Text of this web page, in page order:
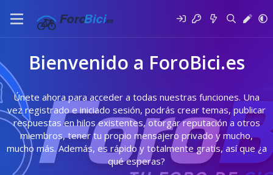
Bienvenido a ForoBici.es
Únete ahora para acceder a todas nuestras funciones. Una
vez registrado e iniciado sesión, podrás crear temas, publicar
respuestas en hilos existentes, otorgar reputación a otros
miembros, tener tu propio mensajero privado y mucho,
mucho más. Además, es rápido y totalmente gratis, así que ¿a
qué esperas?